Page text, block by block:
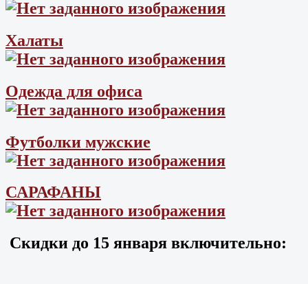
Халаты
Одежда для офиса
Футболки мужские
САРАФАНЫ
Скидки до 15 января включительно: